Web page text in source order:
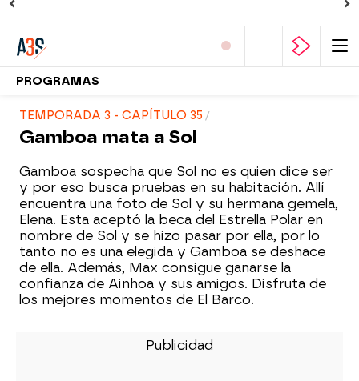
PROGRAMAS
TEMPORADA 3 - CAPÍTULO 35
Gamboa mata a Sol
Gamboa sospecha que Sol no es quien dice ser
y por eso busca pruebas en su habitación. Allí
encuentra una foto de Sol y su hermana gemela,
Elena. Esta aceptó la beca del Estrella Polar en
nombre de Sol y se hizo pasar por ella, por lo
tanto no es una elegida y Gamboa se deshace
de ella. Además, Max consigue ganarse la
confianza de Ainhoa y sus amigos. Disfruta de
los mejores momentos de El Barco.